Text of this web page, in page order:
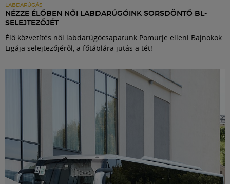
LABDARÚGÁS
NÉZZE ÉLŐBEN NŐI LABDARÚGÓINK SORSDÖNTŐ BL-
SELEJTEZŐJÉT
Élő közvetítés női labdarúgócsapatunk Pomurje elleni Bajnokok
Ligája selejtezőjéről, a főtáblára jutás a tét!